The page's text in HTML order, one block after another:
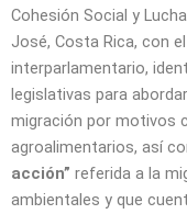
Cohesión Social y
José, Costa Rica, con
interparlamentario,
legislativas para
migración por motivos
agroalimentarios, así
acción” referida a la
ambientales y que